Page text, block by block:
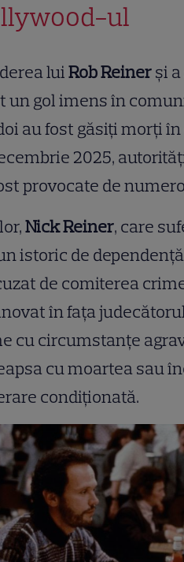
ul
luiRob Reinerși
un gol imens în
au fost găsiți morți
2025,
provocate de
Nick Reiner, care
istoric de
de comiterea
în fața
cu circumstanțe
cu moartea sau
condiționată.